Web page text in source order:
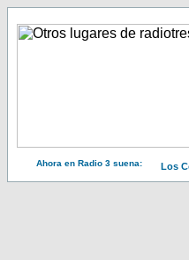
Ahora en Radio 3 suena: Los